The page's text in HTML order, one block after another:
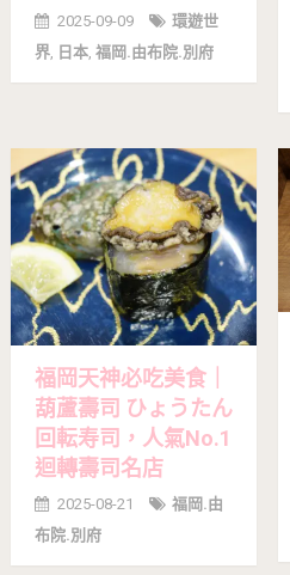
2025-09-09
環遊世
界, 日本, 福岡.由布院.別府
福岡天神必吃美食｜
葫蘆壽司 ひょうたん
回転寿司，人氣No.1
迴轉壽司名店
2025-08-21
福岡.由
布院.別府